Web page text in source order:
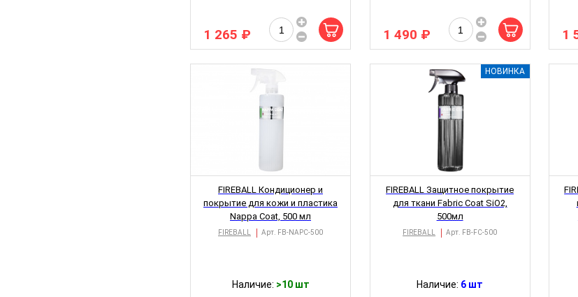
1 265 ₽ 1 490 ₽ 1
FIREBALL Кондиционер и
покрытие для кожи и пластика
Nappa Coat, 500 мл
Арт. FB-NAPC-500
FIREBALL
Наличие: >10 шт
НОВИНКА
FIREBALL Защитное покрытие
для ткани Fabric Coat SiO2,
500мл
Арт. FB-FC-500
FIREBALL
Наличие: 6 шт